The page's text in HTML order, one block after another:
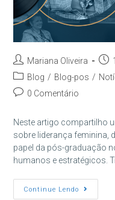
Autor
do
Mariana Oliveira
Post
Categoria
do
Blog / Blog-pos /
Comentários
post:
0 Comentário
Neste artigo compartilho
sobre liderança feminina,
papel da pós-graduação
humanos e estratégicos.
Continue Lendo
Papo
Da